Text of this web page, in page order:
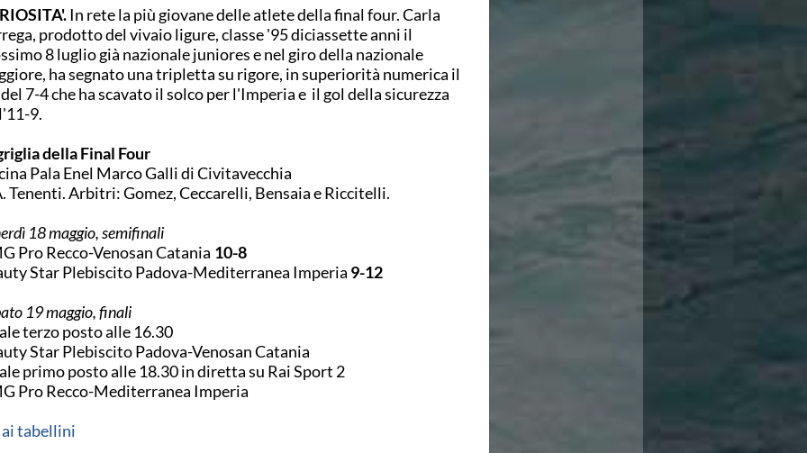
In rete la più giovane delle atlete della final four. Carla
prodotto del vivaio ligure, classe '95 diciassette anni il
8 luglio già nazionale juniores e nel giro della nazionale
ha segnato una tripletta su rigore, in superiorità numerica il
7-4 che ha scavato il solco per l'Imperia e il gol della sicurezza
9.
della Final Four
Pala Enel Marco Galli di Civitavecchia
Tenenti. Arbitri: Gomez, Ceccarelli, Bensaia e Riccitelli.
18 maggio, semifinali
Pro Recco-Venosan Catania 10-8
Star Plebiscito Padova-Mediterranea Imperia 9-12
19 maggio, finali
terzo posto alle 16.30
Star Plebiscito Padova-Venosan Catania
primo posto alle 18.30 in diretta su Rai Sport 2
Pro Recco-Mediterranea Imperia
ai tabellini